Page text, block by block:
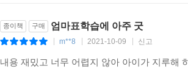
종이책 구매 엄마표학습에 아주 굿
m**8 2021-10-09 신고
내용 재밌고 너무 어렵지 않아 아이가 지루해